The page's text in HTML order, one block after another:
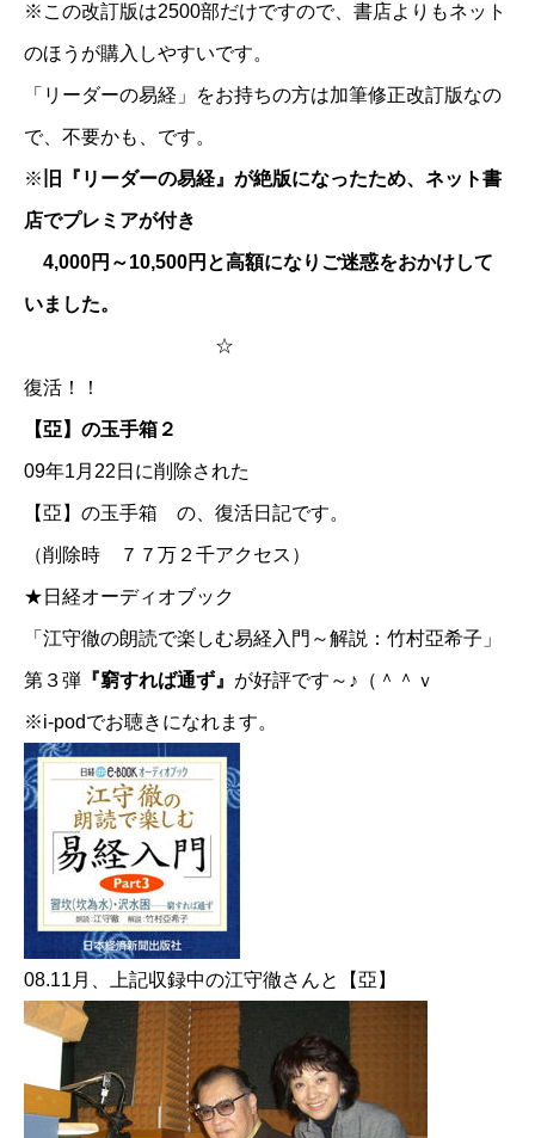
※この改訂版は2500部だけですので、書店よりもネット
のほうが購入しやすいです。
「リーダーの易経」をお持ちの方は加筆修正改訂版なの
で、不要かも、です。
※ 旧『リーダーの易経』が絶版になったため、ネット書
店でプレミアが付き
4,000円～10,500円と高額になりご迷惑をおかけして
いました。
☆
復活！！
【亞】の玉手箱２
09年1月22日に削除された
【亞】の玉手箱 の、復活日記です。
（削除時 ７７万２千アクセス）
★日経オーディオブック
「江守徹の朗読で楽しむ易経入門～解説：竹村亞希子」
第３弾 『窮すれば通ず』 が好評です～♪（＾＾ｖ
※i-podでお聴きになれます。
08.11月、上記収録中の江守徹さんと【亞】